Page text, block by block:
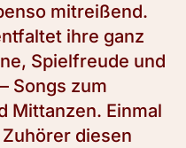
mitreißend.
ihre ganz
Spielfreude und
Songs zum
Mittanzen. Einmal
diesen